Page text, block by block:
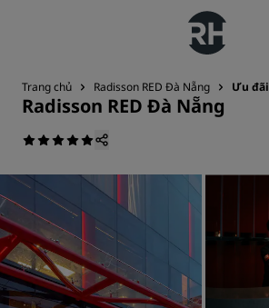
Trang chủ Radisson RED Đà Nẵng Ưu đãi
Radisson RED Đà Nẵng